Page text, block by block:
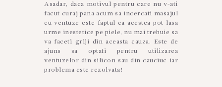
Asadar, daca motivul pentru care nu v-ati
facut curaj pana acum sa incercati masajul
cu ventuze este faptul ca acestea pot lasa
urme inestetice pe piele, nu mai trebuie sa
va faceti griji din aceasta cauza. Este de
ajuns sa optati pentru utilizarea
ventuzelor din silicon sau din cauciuc iar
problema este rezolvata!